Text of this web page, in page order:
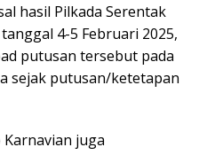
hasil Pilkada Serentak
4-5 Februari 2025,
putusan tersebut pada
sejak putusan/ketetapan
juga